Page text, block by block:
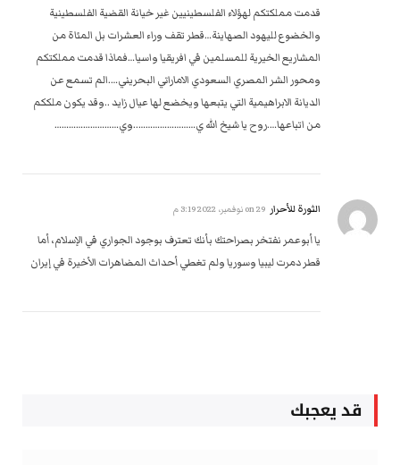
قدمت مملكتكم لهؤلاء الفلسطينيين غير خيانة القضية الفلسطينية
والخضوع لليهود الصهاينة…قطر تقف وراء العشرات بل المئاة من
المشاريع الخيرية للمسلمين في افريقيا واسيا…فماذا قدمت مملكتكم
ومحور الشر المصري السعودي الاماراتي البحريني….الم تسمع عن
الديانة الابراهيمية التي يتبعها ويخضع لها عيال زايد ..وقد يكون ملككم
من اتباعها….روح يا شيخ الله ي……………………..وي………………………
الثورة للأحرار 29 نوفمبر، 2022 3:19 م
يا أبوعمر نفتخر بصراحتك بأنك تعترف بوجود الجواري في الإسلام، أما
قطر دمرت ليبيا وسوريا ولم تغطي أحداث المضاهرات الأخيرة في إيران
قد يعجبك